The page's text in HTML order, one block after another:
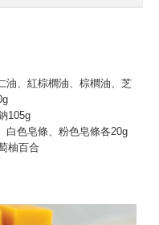
油、紅棕櫚油、棕櫚油、芝
105g
白色皂條、粉色皂條各20g
柚百合